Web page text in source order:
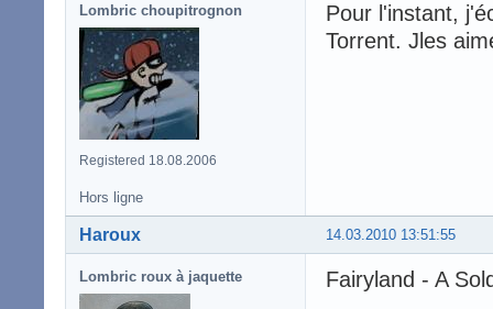
Lombric choupitrognon
Registered 18.08.2006
Pour l'instant,
Torrent. Jles
Hors ligne
14.03.2010 13:51:55
Haroux
Lombric roux à jaquette
Fairyland - A